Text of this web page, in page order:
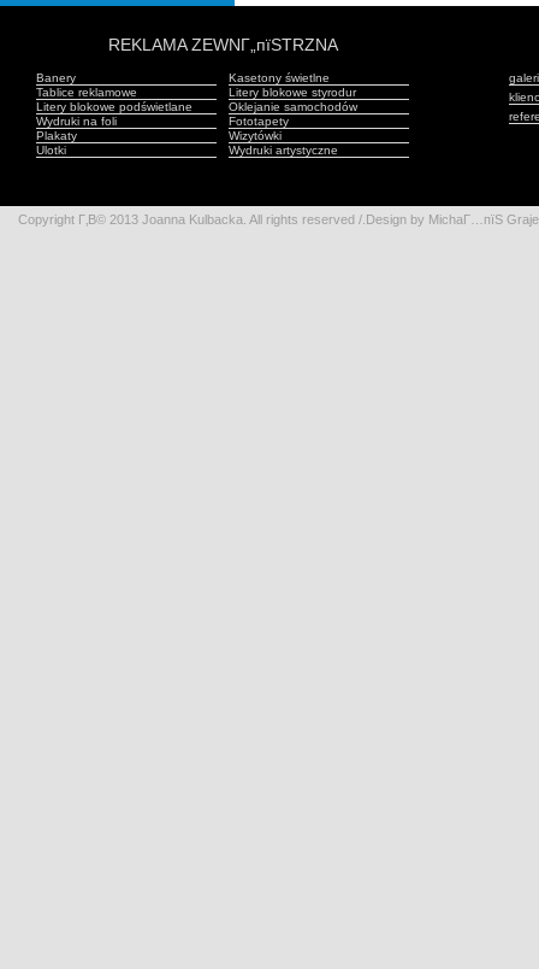
REKLAMA ZEWNГ„пїЅTRZNA
Banery
Kasetony świetlne
Tablice reklamowe
Litery blokowe styrodur
Litery blokowe podświetlane
Oklejanie samochodów
Wydruki na foli
Fototapety
Plakaty
Wizytówki
Ulotki
Wydruki artystyczne
Copyright Г‚В© 2013 Joanna Kulbacka. All rights reserved /.Design by MichaГ…пїЅ